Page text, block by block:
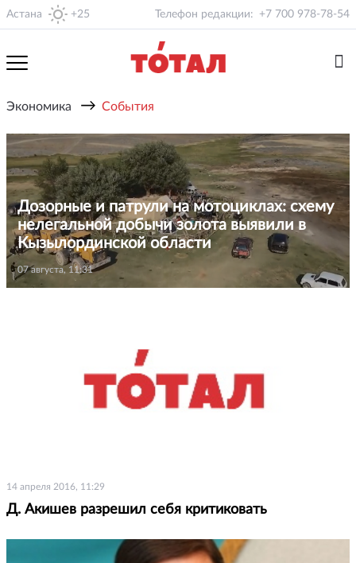
Астана +25 Телефон редакции: +7 700 978-78-54
Экономика → События
Дозорные и патрули на мотоциклах: схему
нелегальной добычи золота выявили в
Кызылординской области
07 августа, 11:31
14 апреля 2016, 11:29
Д. Акишев разрешил себя критиковать